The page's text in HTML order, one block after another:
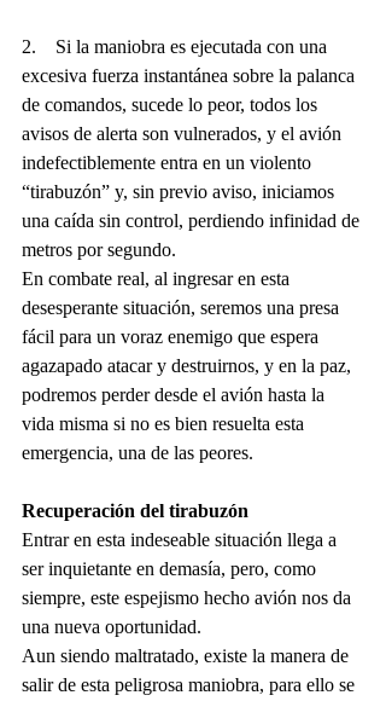
2.    Si la maniobra es ejecutada con una
excesiva fuerza instantánea sobre la palanca
de comandos, sucede lo peor, todos los
avisos de alerta son vulnerados, y el avión
indefectiblemente entra en un violento
“tirabuzón” y, sin previo aviso, iniciamos
una caída sin control, perdiendo infinidad de
metros por segundo.
En combate real, al ingresar en esta
desesperante situación, seremos una presa
fácil para un voraz enemigo que espera
agazapado atacar y destruirnos, y en la paz,
podremos perder desde el avión hasta la
vida misma si no es bien resuelta esta
emergencia, una de las peores.
Recuperación del tirabuzón
Entrar en esta indeseable situación llega a
ser inquietante en demasía, pero, como
siempre, este espejismo hecho avión nos da
una nueva oportunidad.
Aun siendo maltratado, existe la manera de
salir de esta peligrosa maniobra, para ello se